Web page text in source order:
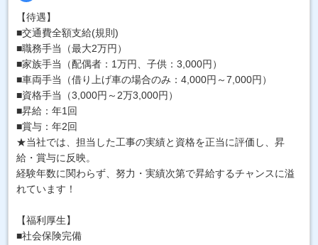
【待遇】
■交通費全額支給(規則)
■職務手当（最大2万円）
■家族手当（配偶者：1万円、子供：3,000円）
■車両手当（借り上げ車の場合のみ：4,000円～7,000円）
■資格手当（3,000円～2万3,000円）
■昇給：年1回
■賞与：年2回
★当社では、担当した工事の実績と資格を正当に評価し、昇
給・賞与に反映。
経験年数に関わらず、努力・実績次第で昇給するチャンスに溢
れています！
【福利厚生】
■社会保険完備